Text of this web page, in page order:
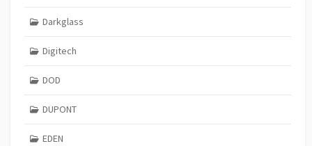
Darkglass
Digitech
DOD
DUPONT
EDEN